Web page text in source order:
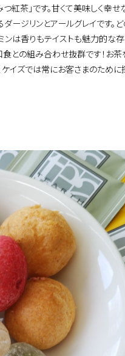
紅茶」です。甘くて美味しく幸
ージリンとアールグレイです。
ンは香りもテイストも魅力的な
との組み合わせ抜群です！お茶
ケイズでは常にお客さまのため